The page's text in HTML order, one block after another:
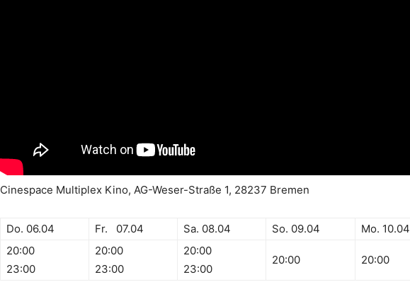
Cinespace Multiplex Kino, AG-Weser-Straße 1, 28237 Bremen
Do. 06.04 Fr. 07.04 Sa. 08.04 So. 09.04 Mo. 10.04
20:00
23:00
20:00
23:00
20:00
23:00
20:00 20:00